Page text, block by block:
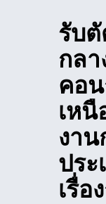
รับ
กล
คอ
เห
งา
ประ
เรื่อ